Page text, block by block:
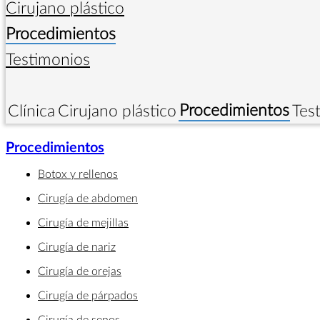
Cirujano plástico
Procedimientos
Testimonios
Clínica Cirujano plástico Procedimientos
Procedimientos
Botox y rellenos
Cirugía de abdomen
Cirugía de mejillas
Cirugía de nariz
Cirugía de orejas
Cirugía de párpados